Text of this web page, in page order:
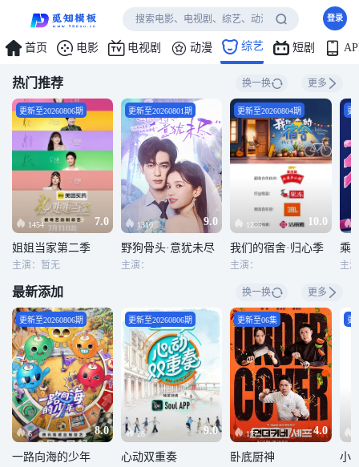
登录
首页 电影 电视剧 动漫 综艺 短剧
热门推荐 换一换 更多
1454 7.0
更新至20260806期
姐姐当家第二季
主演：暂无
1310 9.0
更新至20260801期
野狗骨头·意犹未尽
主演：
1286 10.0
更新至20260804期
我们的宿舍·归心季
主演：
更
乘
最新添加 换一换 更多
6 8.0
更新至20260806期
一路向海的少年
28 9.0
更新至20260806期
心动双重奏
177 4.0
更新至06集
卧底厨神
更
小